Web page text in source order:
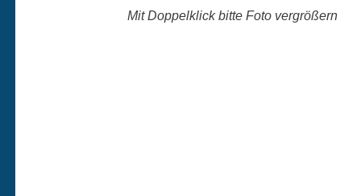
Mit Doppelklick bitte Foto vergrößern